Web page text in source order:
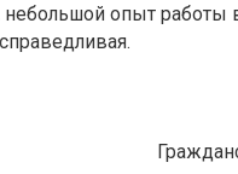
небольшой опыт работы